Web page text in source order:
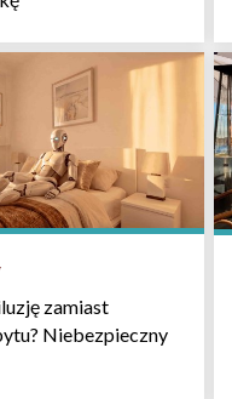
zamiast
Niebezpieczny